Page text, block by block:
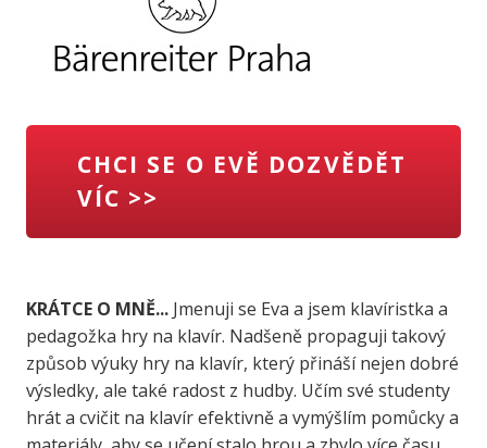
CHCI SE O EVĚ DOZVĚDĚT
VÍC >>
KRÁTCE O MNĚ...Jmenuji se Eva a jsem klavíristka a
pedagožka hry na klavír. Nadšeně propaguji takový
způsob výuky hry na klavír, který přináší nejen dobré
výsledky, ale také radost z hudby. Učím své studenty
hrát a cvičit na klavír efektivně a vymýšlím pomůcky a